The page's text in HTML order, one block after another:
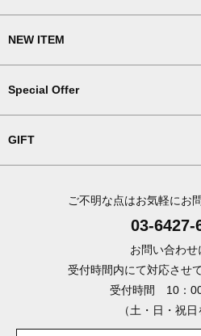
NEW ITEM
Special Offer
GIFT
ご不明な点はお気軽にお
03-6427-
お問い合わせ
受付時間内にて対応させ
受付時間 10：
（土・日・祝日